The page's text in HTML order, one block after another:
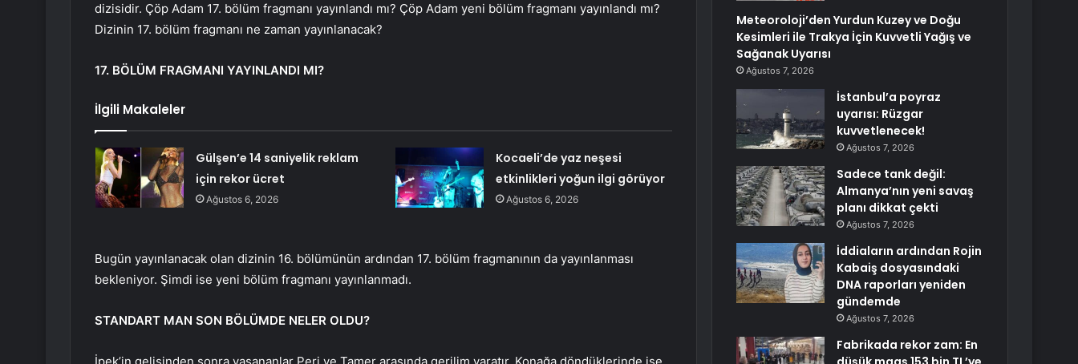
dizisidir. Çöp Adam 17. bölüm fragmanı yayınlandı mı? Çöp Adam yeni bölüm fragmanı yayınlandı mı?
Dizinin 17. bölüm fragmanı ne zaman yayınlanacak?
17. BÖLÜM FRAGMANI YAYINLANDI MI?
İlgili Makaleler
Gülşen’e 14 saniyelik reklam
için rekor ücret
Ağustos 6, 2026
Kocaeli’de yaz neşesi
etkinlikleri yoğun ilgi görüyor
Ağustos 6, 2026
Bugün yayınlanacak olan dizinin 16. bölümünün ardından 17. bölüm fragmanının da yayınlanması
bekleniyor. Şimdi ise yeni bölüm fragmanı yayınlanmadı.
STANDART MAN SON BÖLÜMDE NELER OLDU?
Meteoroloji’den Yurdun Kuzey ve Doğu
Kesimleri ile Trakya İçin Kuvvetli Yağış ve
Sağanak Uyarısı
Ağustos 7, 2026
İstanbul’a poyraz
uyarısı: Rüzgar
kuvvetlenecek!
Ağustos 7, 2026
Sadece tank değil:
Almanya’nın yeni savaş
planı dikkat çekti
Ağustos 7, 2026
İddiaların ardından Rojin
Kabaiş dosyasındaki
DNA raporları yeniden
gündemde
Ağustos 7, 2026
Fabrikada rekor zam: En